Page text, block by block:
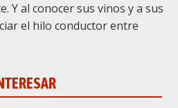
Y al conocer sus vinos y a sus
el hilo conductor entre